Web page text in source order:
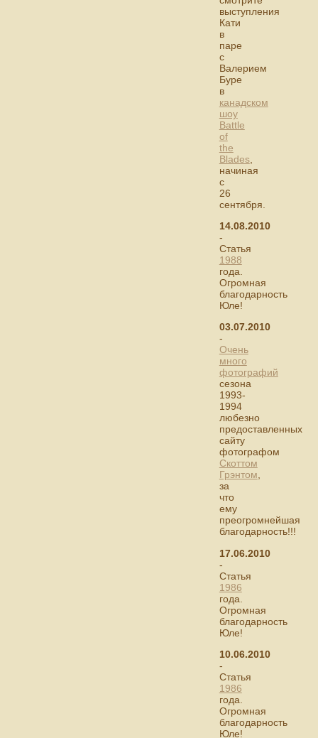
выступления
Кати
в
паре
с
Валерием
Буре
в
канадском
шоу
Battle
of
the
Blades,
начиная
с
26
сентября.
14.08.2010
-
Статья
1988
года.
Огромная
благодарность
Юле!
03.07.2010
-
Очень
много
фотографий
сезона
1993-
1994
любезно
предоставленных
сайту
фотографом
Скоттом
Грэнтом,
за
что
ему
преогромнейшая
благодарность!!!
17.06.2010
-
Статья
1986
года.
Огромная
благодарность
Юле!
10.06.2010
-
Статья
1986
года.
Огромная
благодарность
Юле!